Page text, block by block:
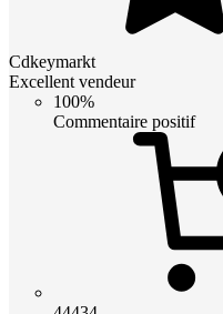
Cdkeymarkt
Excellent vendeur
100%
Commentaire positif